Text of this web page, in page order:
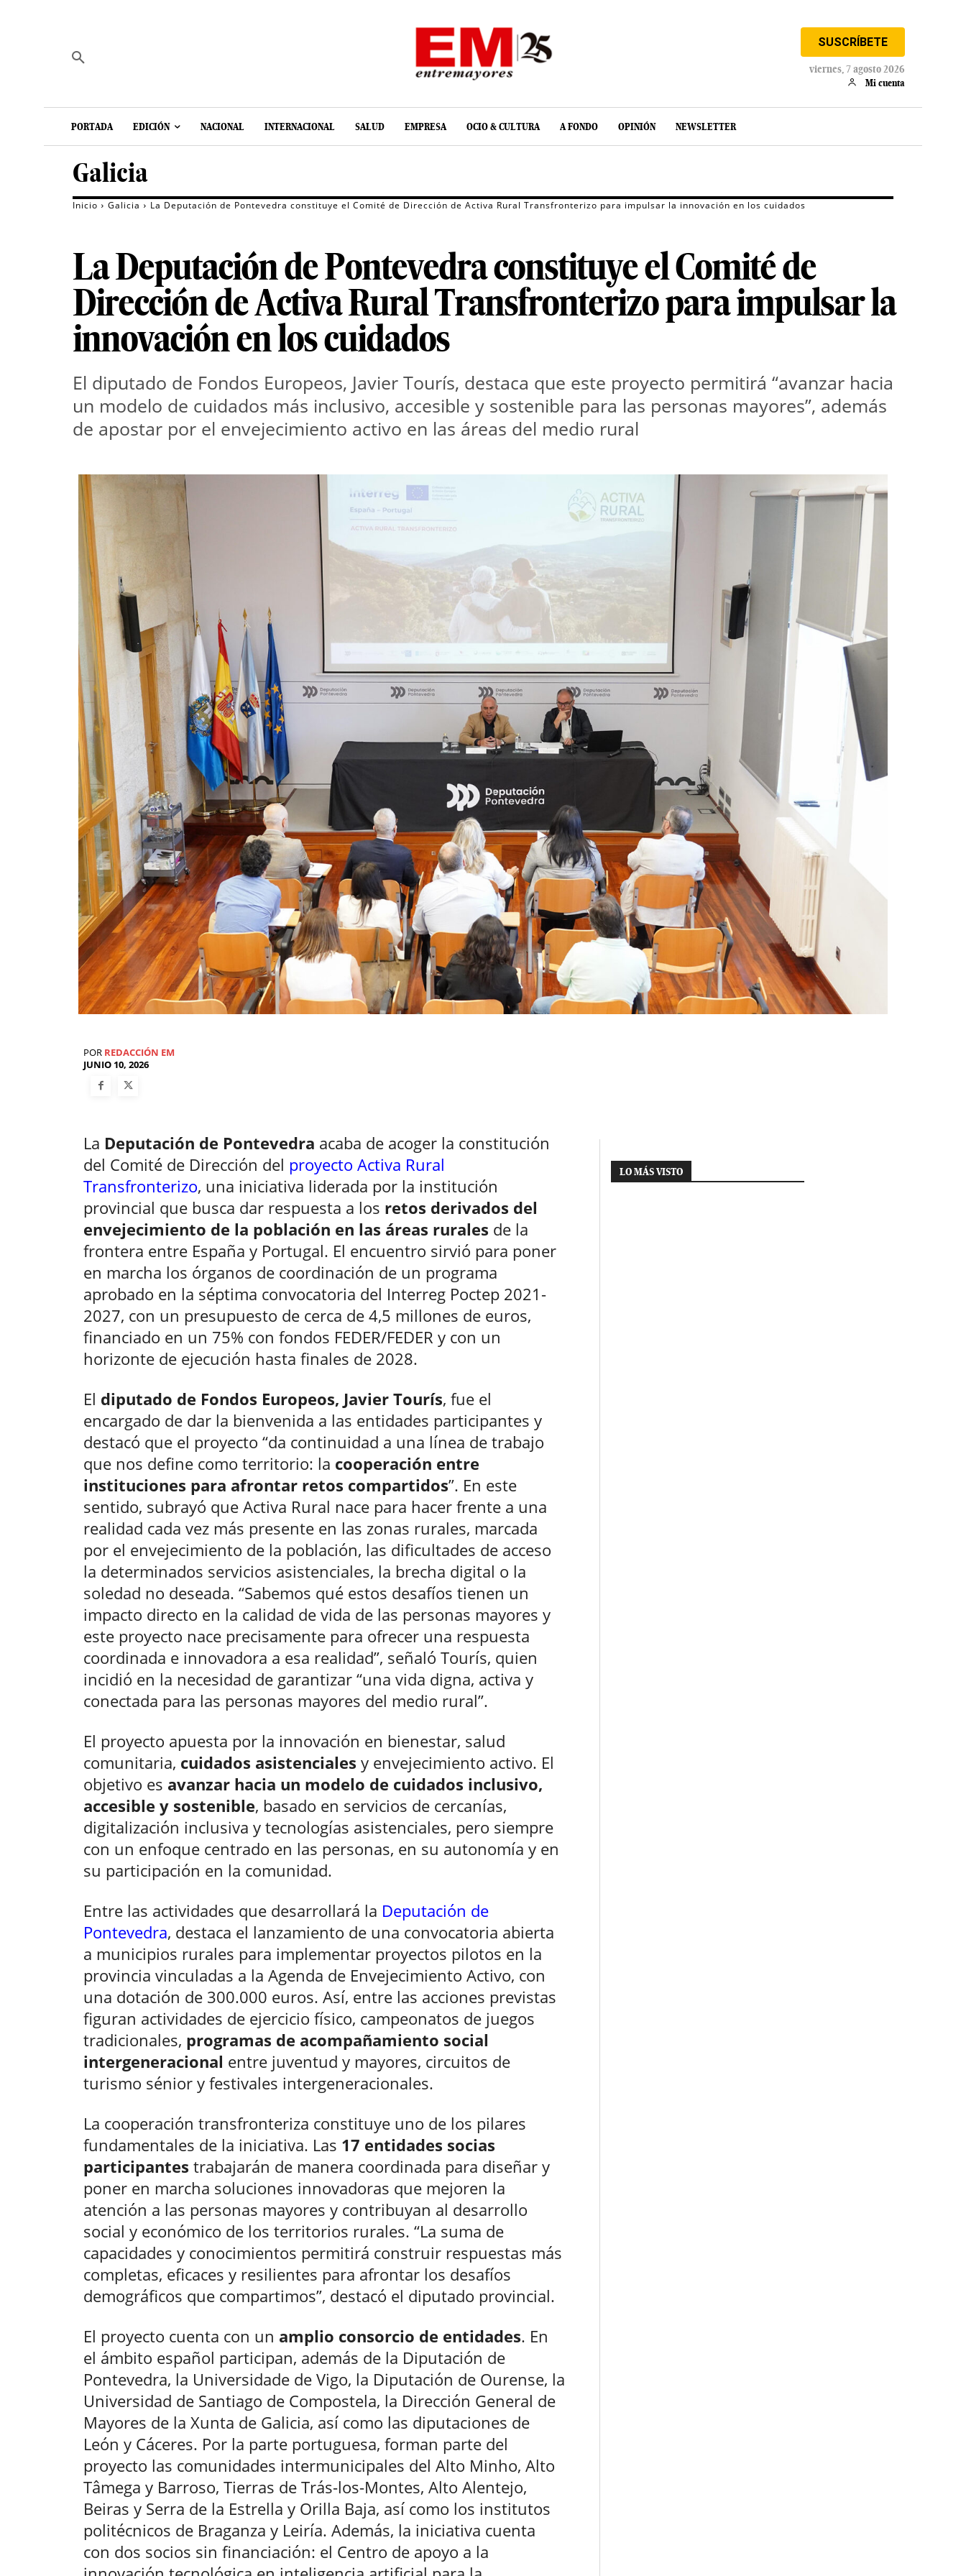
SUSCRÍBETE
viernes, 7 agosto 2026
Mi cuenta
PORTADA EDICIÓN NACIONAL INTERNACIONAL SALUD EMPRESA OCIO & CULTURA A FONDO OPINIÓN NEWSLETTER
Galicia
Inicio Galicia La Deputación de Pontevedra constituye el Comité de Dirección de Activa Rural Transfronterizo para impulsar la innovación en los cuidados
La Deputación de Pontevedra constituye el Comité de
Dirección de Activa Rural Transfronterizo para impulsar la
innovación en los cuidados
El diputado de Fondos Europeos, Javier Tourís, destaca que este proyecto permitirá “avanzar hacia
un modelo de cuidados más inclusivo, accesible y sostenible para las personas mayores”, además
POR REDACCIÓN EM
JUNIO 10, 2026
La Deputación de Pontevedra acaba de acoger la constitución
del Comité de Dirección del proyecto Activa Rural
Transfronterizo, una iniciativa liderada por la institución
provincial que busca dar respuesta a los retos derivados del
envejecimiento de la población en las áreas rurales de la
frontera entre España y Portugal. El encuentro sirvió para poner
en marcha los órganos de coordinación de un programa
aprobado en la séptima convocatoria del Interreg Poctep 2021-
2027, con un presupuesto de cerca de 4,5 millones de euros,
financiado en un 75% con fondos FEDER/FEDER y con un
horizonte de ejecución hasta finales de 2028.
El diputado de Fondos Europeos, Javier Tourís, fue el
encargado de dar la bienvenida a las entidades participantes y
destacó que el proyecto “da continuidad a una línea de trabajo
que nos define como territorio: la cooperación entre
instituciones para afrontar retos compartidos”. En este
sentido, subrayó que Activa Rural nace para hacer frente a una
realidad cada vez más presente en las zonas rurales, marcada
por el envejecimiento de la población, las dificultades de acceso
la determinados servicios asistenciales, la brecha digital o la
soledad no deseada. “Sabemos qué estos desafíos tienen un
impacto directo en la calidad de vida de las personas mayores y
este proyecto nace precisamente para ofrecer una respuesta
coordinada e innovadora a esa realidad”, señaló Tourís, quien
incidió en la necesidad de garantizar “una vida digna, activa y
conectada para las personas mayores del medio rural”.
El proyecto apuesta por la innovación en bienestar, salud
comunitaria, cuidados asistenciales y envejecimiento activo. El
objetivo es avanzar hacia un modelo de cuidados inclusivo,
accesible y sostenible, basado en servicios de cercanías,
digitalización inclusiva y tecnologías asistenciales, pero siempre
con un enfoque centrado en las personas, en su autonomía y en
su participación en la comunidad.
Entre las actividades que desarrollará la Deputación de
Pontevedra, destaca el lanzamiento de una convocatoria abierta
a municipios rurales para implementar proyectos pilotos en la
provincia vinculadas a la Agenda de Envejecimiento Activo, con
una dotación de 300.000 euros. Así, entre las acciones previstas
figuran actividades de ejercicio físico, campeonatos de juegos
tradicionales, programas de acompañamiento social
intergeneracional entre juventud y mayores, circuitos de
turismo sénior y festivales intergeneracionales.
La cooperación transfronteriza constituye uno de los pilares
fundamentales de la iniciativa. Las 17 entidades socias
participantes trabajarán de manera coordinada para diseñar y
poner en marcha soluciones innovadoras que mejoren la
atención a las personas mayores y contribuyan al desarrollo
social y económico de los territorios rurales. “La suma de
capacidades y conocimientos permitirá construir respuestas más
completas, eficaces y resilientes para afrontar los desafíos
demográficos que compartimos”, destacó el diputado provincial.
El proyecto cuenta con un amplio consorcio de entidades. En
el ámbito español participan, además de la Diputación de
Pontevedra, la Universidade de Vigo, la Diputación de Ourense, la
Universidad de Santiago de Compostela, la Dirección General de
Mayores de la Xunta de Galicia, así como las diputaciones de
León y Cáceres. Por la parte portuguesa, forman parte del
proyecto las comunidades intermunicipales del Alto Minho, Alto
Tâmega y Barroso, Tierras de Trás-los-Montes, Alto Alentejo,
Beiras y Serra de la Estrella y Orilla Baja, así como los institutos
politécnicos de Braganza y Leiría. Además, la iniciativa cuenta
con dos socios sin financiación: el Centro de apoyo a la
LO MÁS VISTO